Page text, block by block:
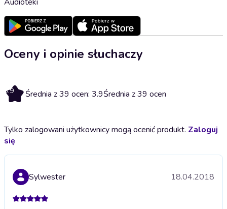
Oceny i opinie słuchaczy
3.9 Średnia z 39 ocen: 3.9Średnia z 39 ocen
Tylko zalogowani użytkownicy mogą ocenić produkt. Zaloguj
się
Sylwester 18.04.2018